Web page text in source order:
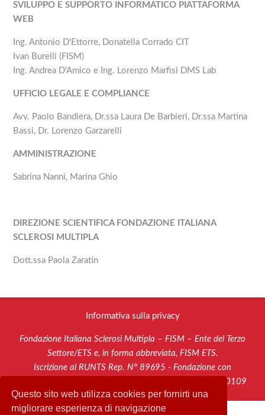
Questo sito web utilizza cookies per fornirti una
migliorare esperienza di navigazione
SVILUPPO E SUPPORTO INFORMATICO PIATTAFORMA
WEB
Ing. Antonio D'Ettorre, Donatella Corrado CIT
Ivan Burelli (FISM)
Ing. Andrea D'Amico e Ing. Lorenzo Marfisi DMS Lab
UFFICIO LEGALE E COMPLIANCE
Avv. Paolo Bandiera, Dr.ssa Laura De Barbieri, Dr.ssa Martina
Bassi, Dr. Lorenzo Garzarelli
AMMINISTRAZIONE
Sabrina Nanni, Marina Ghio
DIREZIONE SCIENTIFICA FONDAZIONE ITALIANA
SCLEROSI MULTIPLA
Dott.ssa Paola Zaratin
Informativa sulla privacy
Fondazione Italiana Sclerosi Multipla – FISM – Ente del Terzo
Settore/ETS e, in forma abbreviata, FISM ETS.
Iscrizione al RUNTS Rep. N° 89695 - Fondazione con
Riconoscimento di Personalità Giuridica - C.F. 95051730109